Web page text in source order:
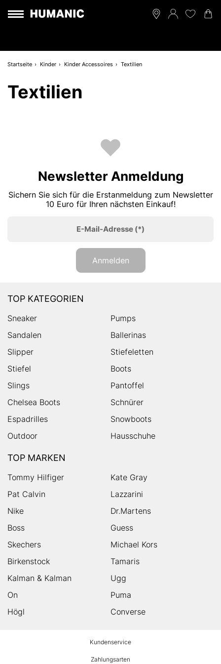
Startseite Kinder Kinder Accessoires Textilien
Textilien
Newsletter Anmeldung
Sichern Sie sich für die Erstanmeldung zum Newsletter
10 Euro für Ihren nächsten Einkauf!
E-Mail-Adresse (*)
Anmelden
TOP KATEGORIEN
Sneaker
Pumps
Sandalen
Ballerinas
Slipper
Stiefeletten
Stiefel
Boots
Slings
Pantoffel
Chelsea Boots
Schnürer
Espadrilles
Snowboots
Outdoor
Hausschuhe
TOP MARKEN
Tommy Hilfiger
Kate Gray
Pat Calvin
Lazzarini
Nike
Dr.Martens
Boss
Guess
Skechers
Michael Kors
Birkenstock
Tamaris
Kalman & Kalman
Ugg
On
Puma
Högl
Converse
Kundenservice
Zahlungsarten